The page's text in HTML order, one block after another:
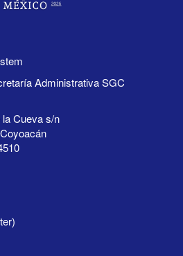
Administrativa SGC
Cueva s/n